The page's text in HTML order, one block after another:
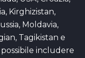
Kirghizistan,
Moldavia,
Tagikistan e
includere